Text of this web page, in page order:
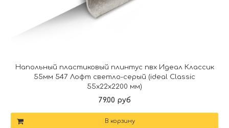
Напольный пластиковый плинтус пвх Идеал Классик
55мм 547 Лофт светло-серый (ideal Classic
55х22х2200 мм)
79.00 руб
В корзину